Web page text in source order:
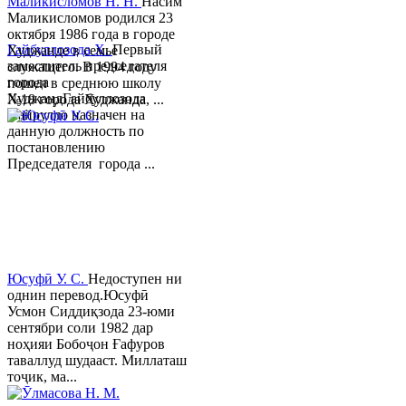
Гайбуллозода Х.Первый
заместитель председателя
города
ХуджандГайбуллозода
Хайрулло назначен на
данную должность по
постановлению
Председателя города ...
Маликисломов родился 23
октября 1986 года в городе
Худжанде в семье
служащего. В 1994 году
пошел в среднюю школу
№18 города Худжанда, ...
Юсуфӣ У. C. Недоступен ни
однин перевод.Юсуфӣ
Усмон Сиддиқзода 23-юми
сентябри соли 1982 дар
ноҳияи Бобоҷон Ғафуров
таваллуд шудааст. Миллаташ
тоҷик, ма...